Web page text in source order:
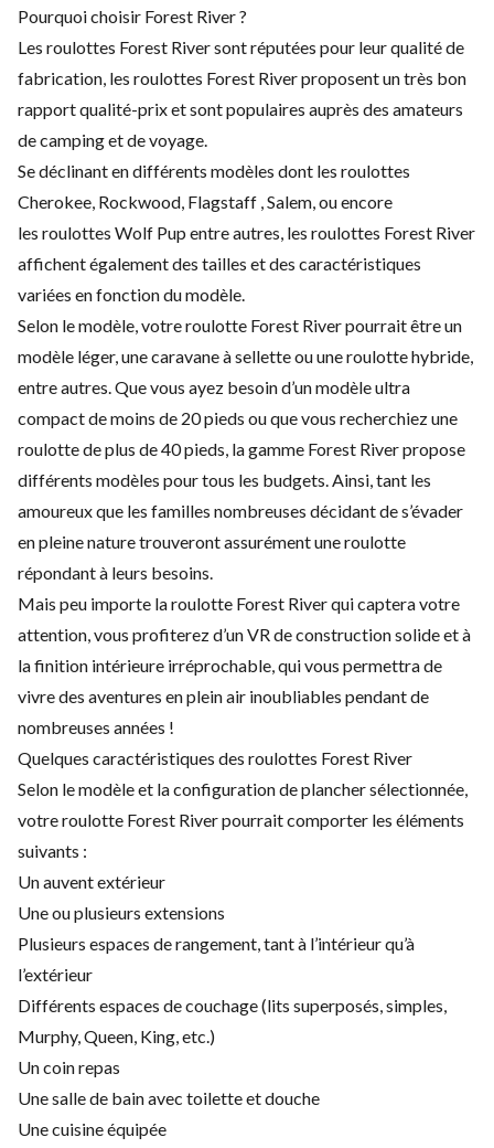
Pourquoi choisir Forest River ?
Les roulottes Forest River sont réputées pour leur qualité de
fabrication, les roulottes Forest River proposent un très bon
rapport qualité-prix et sont populaires auprès des amateurs
de camping et de voyage.
Se déclinant en différents modèles dont les roulottes
Cherokee, Rockwood, Flagstaff , Salem, ou encore
les roulottes Wolf Pup entre autres, les roulottes Forest River
affichent également des tailles et des caractéristiques
variées en fonction du modèle.
Selon le modèle, votre roulotte Forest River pourrait être un
modèle léger, une caravane à sellette ou une roulotte hybride,
entre autres. Que vous ayez besoin d’un modèle ultra
compact de moins de 20 pieds ou que vous recherchiez une
roulotte de plus de 40 pieds, la gamme Forest River propose
différents modèles pour tous les budgets. Ainsi, tant les
amoureux que les familles nombreuses décidant de s’évader
en pleine nature trouveront assurément une roulotte
répondant à leurs besoins.
Mais peu importe la roulotte Forest River qui captera votre
attention, vous profiterez d’un VR de construction solide et à
la finition intérieure irréprochable, qui vous permettra de
vivre des aventures en plein air inoubliables pendant de
nombreuses années !
Quelques caractéristiques des roulottes Forest River
Selon le modèle et la configuration de plancher sélectionnée,
votre roulotte Forest River pourrait comporter les éléments
suivants :
Un auvent extérieur
Une ou plusieurs extensions
Plusieurs espaces de rangement, tant à l’intérieur qu’à
l’extérieur
Différents espaces de couchage (lits superposés, simples,
Murphy, Queen, King, etc.)
Un coin repas
Une salle de bain avec toilette et douche
Une cuisine équipée